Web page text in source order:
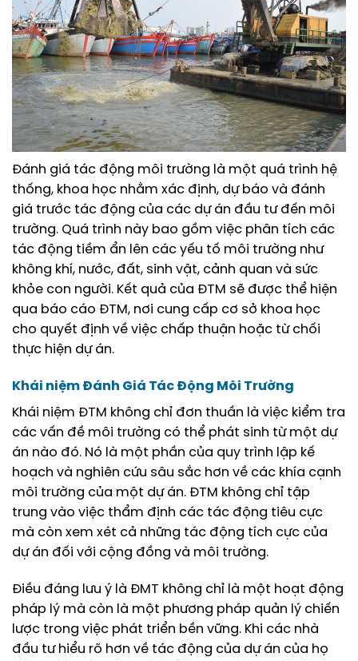
Đánh giá tác động môi trường là một quá trình hệ
thống, khoa học nhằm xác định, dự báo và đánh
giá trước tác động của các dự án đầu tư đến môi
trường. Quá trình này bao gồm việc phân tích các
tác động tiềm ẩn lên các yếu tố môi trường như
không khí, nước, đất, sinh vật, cảnh quan và sức
khỏe con người. Kết quả của ĐTM sẽ được thể hiện
qua báo cáo ĐTM, nơi cung cấp cơ sở khoa học
cho quyết định về việc chấp thuận hoặc từ chối
thực hiện dự án.
Khái niệm Đánh Giá Tác Động Môi Trường
Khái niệm ĐTM không chỉ đơn thuần là việc kiểm tra
các vấn đề môi trường có thể phát sinh từ một dự
án nào đó. Nó là một phần của quy trình lập kế
hoạch và nghiên cứu sâu sắc hơn về các khía cạnh
môi trường của một dự án. ĐTM không chỉ tập
trung vào việc thẩm định các tác động tiêu cực
mà còn xem xét cả những tác động tích cực của
dự án đối với cộng đồng và môi trường.
Điều đáng lưu ý là ĐMT không chỉ là một hoạt động
pháp lý mà còn là một phương pháp quản lý chiến
lược trong việc phát triển bền vững. Khi các nhà
đầu tư hiểu rõ hơn về tác động của dự án của họ